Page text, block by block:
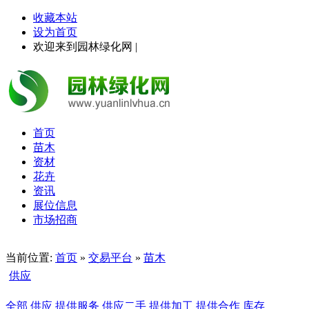
收藏本站
设为首页
欢迎来到园林绿化网 |
首页
苗木
资材
花卉
资讯
展位信息
市场招商
当前位置: 首页 » 交易平台 » 苗木
供应
全部 供应 提供服务 供应二手 提供加工 提供合作 库存